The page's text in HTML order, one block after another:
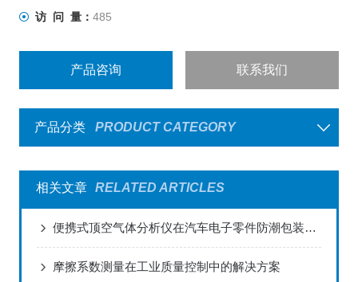
访 问 量： 485
产品咨询 联系我们
产品分类 PRODUCT CATEGORY
相关文章 RELATED ARTICLES
便携式顶空气体分析仪在汽车电子零件防潮包装工艺改进中的应用案例
摩擦系数测量在工业质量控制中的解决方案